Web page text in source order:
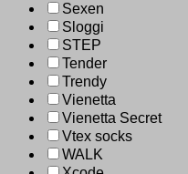
Sexen
Sloggi
STEP
Tender
Trendy
Vienetta
Vienetta Secret
Vtex socks
WALK